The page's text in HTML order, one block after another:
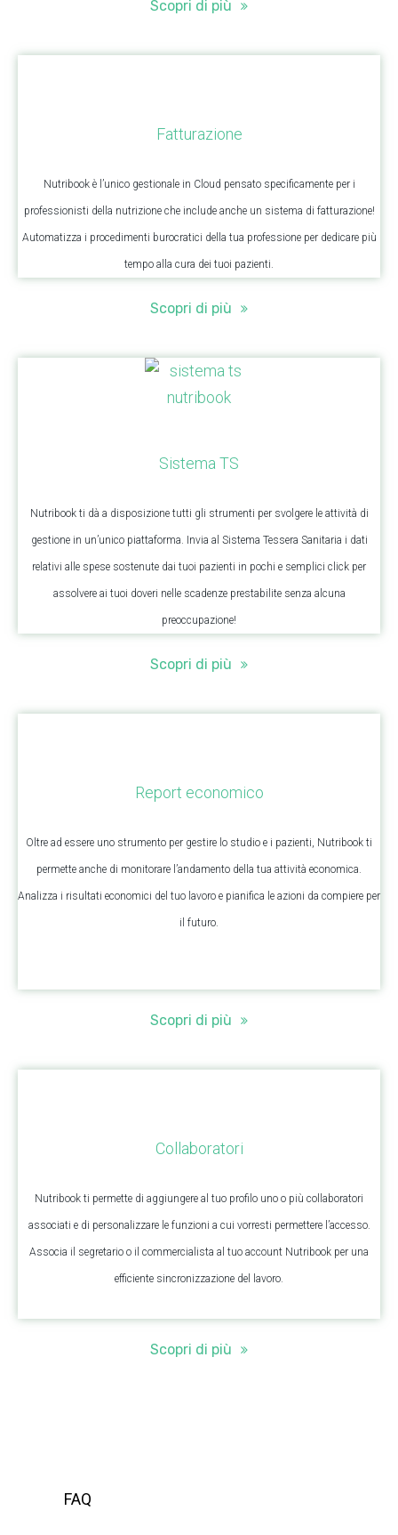
Scopri di più
Fatturazione
Nutribook è l’unico gestionale in Cloud pensato specificamente per i
professionisti della nutrizione che include anche un sistema di fatturazione!
Automatizza i procedimenti burocratici della tua professione per dedicare più
tempo alla cura dei tuoi pazienti.
Scopri di più
Sistema TS
Nutribook ti dà a disposizione tutti gli strumenti per svolgere le attività di
gestione in un’unico piattaforma. Invia al Sistema Tessera Sanitaria i dati
relativi alle spese sostenute dai tuoi pazienti in pochi e semplici click per
assolvere ai tuoi doveri nelle scadenze prestabilite senza alcuna
preoccupazione!
Scopri di più
Report economico
Oltre ad essere uno strumento per gestire lo studio e i pazienti, Nutribook ti
permette anche di monitorare l’andamento della tua attività economica.
Analizza i risultati economici del tuo lavoro e pianifica le azioni da compiere per
il futuro.
Scopri di più
Collaboratori
Nutribook ti permette di aggiungere al tuo profilo uno o più collaboratori
associati e di personalizzare le funzioni a cui vorresti permettere l’accesso.
Associa il segretario o il commercialista al tuo account Nutribook per una
efficiente sincronizzazione del lavoro.
Scopri di più
FAQ